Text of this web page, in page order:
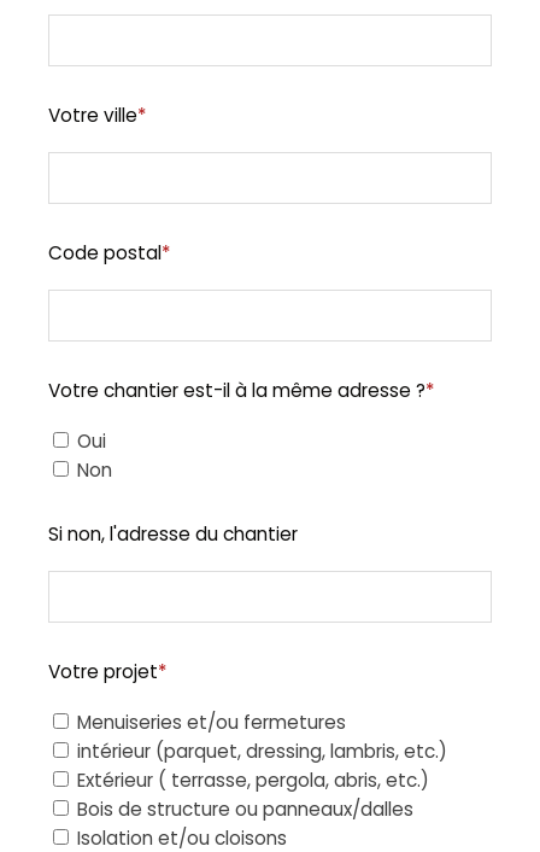
Votre ville*
Code postal*
Votre chantier est-il à la même adresse ?*
Oui
Non
Si non, l'adresse du chantier
Votre projet*
Menuiseries et/ou fermetures
intérieur (parquet, dressing, lambris, etc.)
Extérieur ( terrasse, pergola, abris, etc.)
Bois de structure ou panneaux/dalles
Isolation et/ou cloisons